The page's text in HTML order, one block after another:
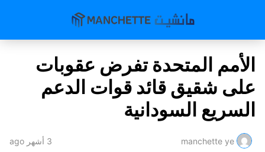
الأمم المتحدة تفرض عقوبات
على شقيق قائد قوات الدعم
السريع السودانية
manchette ye 3 أشهر ago